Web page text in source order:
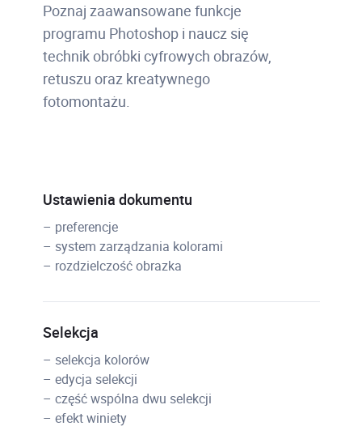
Poznaj zaawansowane funkcje
programu Photoshop i naucz się
technik obróbki cyfrowych obrazów,
retuszu oraz kreatywnego
fotomontażu.
Ustawienia dokumentu
– preferencje
– system zarządzania kolorami
– rozdzielczość obrazka
Selekcja
– selekcja kolorów
– edycja selekcji
– część wspólna dwu selekcji
– efekt winiety